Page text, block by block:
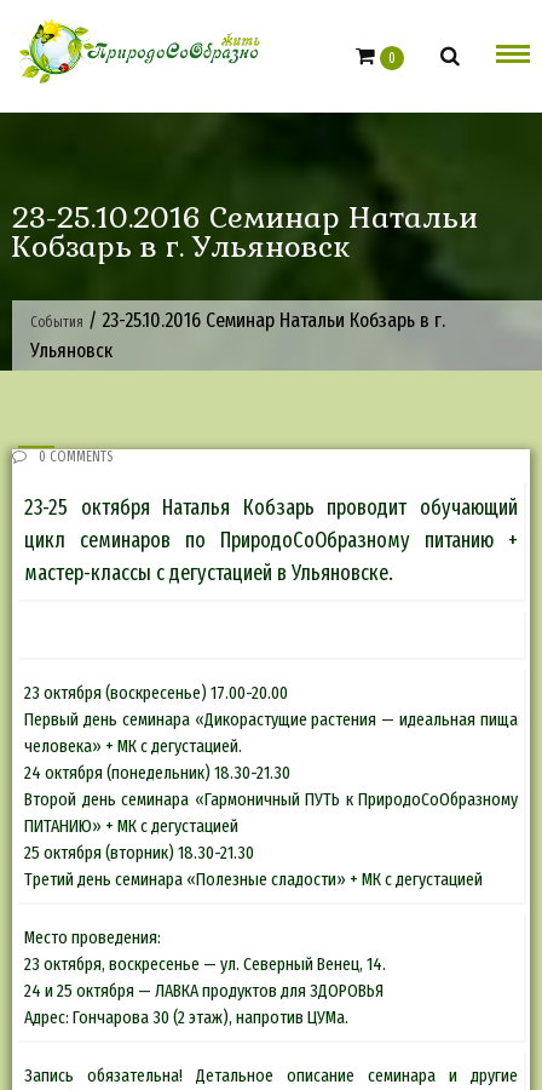
content
0
23-25.10.2016 Семинар Натальи
Кобзарь в г. Ульяновск
События / 23-25.10.2016 Семинар Натальи Кобзарь в г.
Ульяновск
0 COMMENTS
23-25 октября Наталья Кобзарь проводит обучающий
цикл семинаров по ПриродоСоОбразному питанию +
мастер-классы с дегустацией в Ульяновске.
23 октября (воскресенье) 17.00-20.00
Первый день семинара «Дикорастущие растения — идеальная пища
человека» + МК с дегустацией.
24 октября (понедельник) 18.30-21.30
Второй день семинара «Гармоничный ПУТЬ к ПриродоСоОбразному
ПИТАНИЮ» + МК с дегустацией
25 октября (вторник) 18.30-21.30
Третий день семинара «Полезные сладости» + МК с дегустацией
Место проведения:
23 октября, воскресенье — ул. Северный Венец, 14.
24 и 25 октября — ЛАВКА продуктов для ЗДОРОВЬЯ
Адрес: Гончарова 30 (2 этаж), напротив ЦУМа.
Запись обязательна! Детальное описание семинара и другие